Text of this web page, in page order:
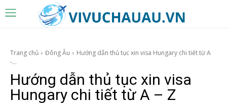
Trang chủ Đông Âu
Hướng dẫn thủ tục xin visa Hungary chi tiết từ A
-...
Hướng dẫn thủ tục xin visa
Hungary chi tiết từ A – Z